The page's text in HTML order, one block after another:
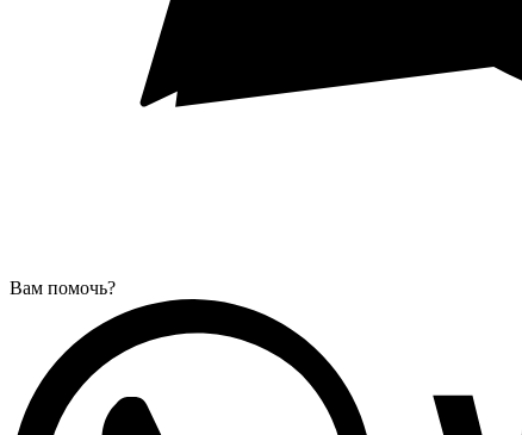
Вам помочь?